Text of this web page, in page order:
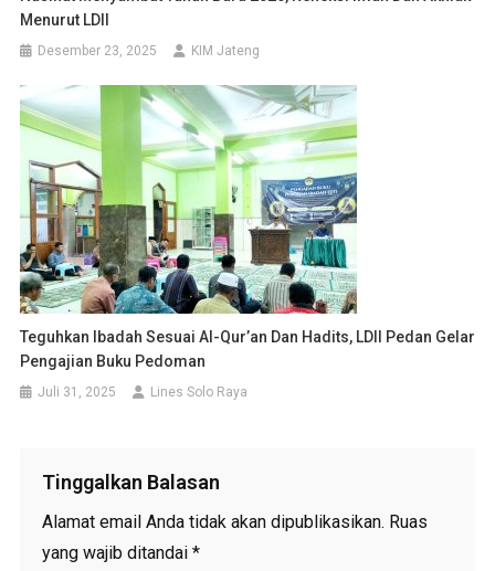
Menurut LDII
Desember 23, 2025 KIM Jateng
Teguhkan Ibadah Sesuai Al-Qur’an Dan Hadits, LDII Pedan Gelar
Pengajian Buku Pedoman
Juli 31, 2025 Lines Solo Raya
Tinggalkan Balasan
Alamat email Anda tidak akan dipublikasikan. Ruas
yang wajib ditandai *